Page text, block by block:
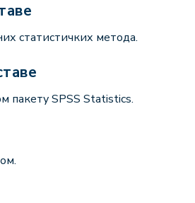
статистичких метода.
пакету SPSS Statistics.